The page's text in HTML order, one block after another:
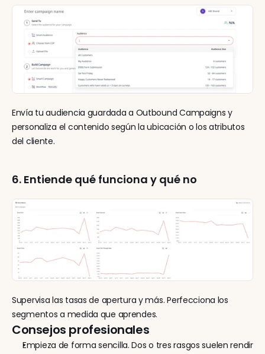
Envía tu audiencia guardada a Outbound Campaigns y
personaliza el contenido según la ubicación o los atributos
del cliente.
6. Entiende qué funciona y qué no
Supervisa las tasas de apertura y más. Perfecciona los
segmentos a medida que aprendes.
Consejos profesionales
Empieza de forma sencilla. Dos o tres rasgos suelen rendir